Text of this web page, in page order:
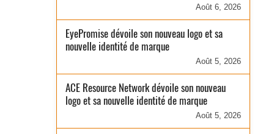
Août 6, 2026
EyePromise dévoile son nouveau logo et sa
nouvelle identité de marque
Août 5, 2026
ACE Resource Network dévoile son nouveau
logo et sa nouvelle identité de marque
Août 5, 2026